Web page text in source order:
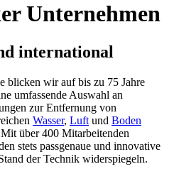
Unternehmen
international
blicken wir auf bis zu 75 Jahre
umfassende Auswahl an
zur Entfernung von
Wasser, Luft und Boden
über 400 Mitarbeitenden
stets passgenaue und innovative
der Technik widerspiegeln.